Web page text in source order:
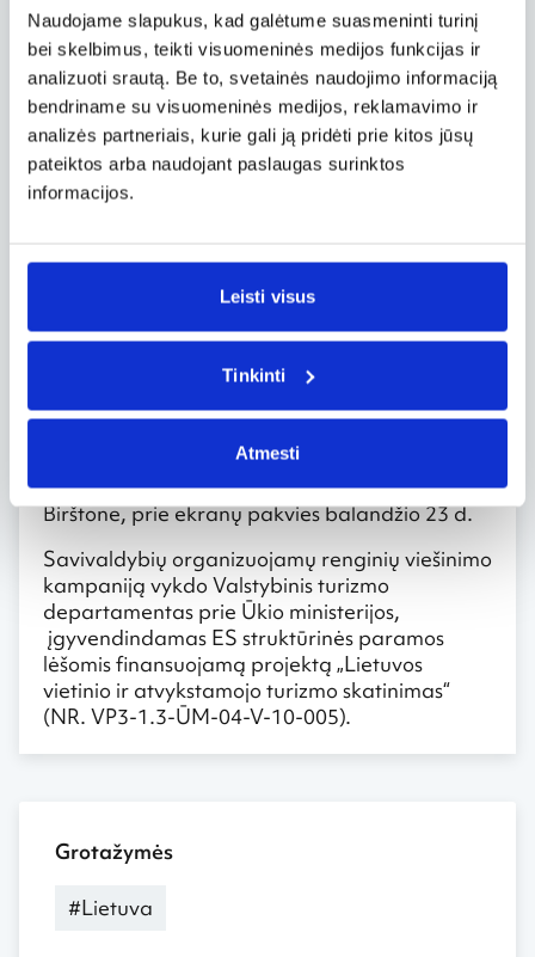
Naudojame slapukus, kad galėtume suasmeninti turinį
bei skelbimus, teikti visuomeninės medijos funkcijas ir
analizuoti srautą. Be to, svetainės naudojimo informaciją
bendriname su visuomeninės medijos, reklamavimo ir
analizės partneriais, kurie gali ją pridėti prie kitos jūsų
pateiktos arba naudojant paslaugas surinktos
informacijos.
Leisti visus
Tinkinti
Atmesti
O paskutinį gegužės savaitgalį (gegužės 30 –
birželio 1 d.) Martynas ir Vytaras kvies visus
kartu paminėti ypatingos sukakties – šiais
metais sukanka 220 metų kai Druskininkai
paskelbti kurortu. Visą savaitgalį mieste vyks
įvairaus žanro koncertai, parodos, atrakcijos,
pirkėjus vilios tautodailės dirbinių mugė. Radijo
stotis „M-1“ „Vyrų dienos“ proga Druskininkuose
kvies Irena Starošaitė ir Žilvinas Žvagulis bei
grupės „El Fuego“ ir „Golden Parazyth“,
Druskonio ežerą nušvies magijos teatro
„DiArchy“ 4D vaizdo projekcijos ant vandens.
Pirmąją televizijos rubriką „Keliauk! Pažink!
Pasidalink! Ištisus metus!” kviečiame žiūrėti
televiziją“. Kita rubrika, kurios metu Martynas
Starkus ir Vytaras Radzevičius svečiuosis
Birštone, prie ekranų pakvies balandžio 23 d.
Savivaldybių organizuojamų renginių viešinimo
kampaniją vykdo Valstybinis turizmo
departamentas prie Ūkio ministerijos,
įgyvendindamas ES struktūrinės paramos
lėšomis finansuojamą projektą „Lietuvos
vietinio ir atvykstamojo turizmo skatinimas“
(NR. VP3-1.3-ŪM-04-V-10-005).
Grotažymės
#Lietuva